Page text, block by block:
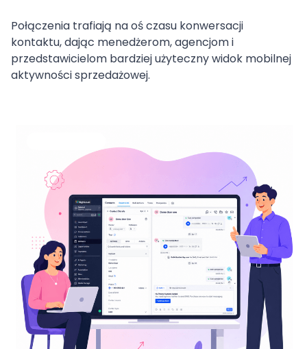
Połączenia trafiają na oś czasu konwersacji
kontaktu, dając menedżerom, agencjom i
przedstawicielom bardziej użyteczny widok mobilnej
aktywności sprzedażowej.